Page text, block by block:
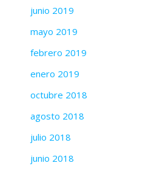
junio 2019
mayo 2019
febrero 2019
enero 2019
octubre 2018
agosto 2018
julio 2018
junio 2018